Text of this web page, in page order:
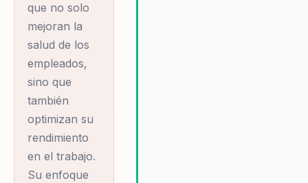
escuelas de
negocios como
IESE, IMD y
CEIBS, y ha
formado a más de
10,000 líderes en
Universitas
Telefónica,
demostrando su
que no solo
mejoran la
salud de los
empleados,
sino que
también
optimizan su
rendimiento
en el trabajo.
Su enfoque